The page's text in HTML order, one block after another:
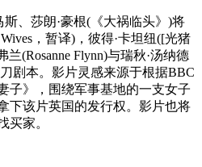
、莎朗·豪根(《大祸临头》)将
，暂译)，彼得·卡坦纽([光猪
(Rosanne Flynn)与瑞秋·汤纳德
剧本。影片灵感来源于根据BBC
子》，围绕军事基地的一支女子
下该片英国的发行权。影片也将
买家。